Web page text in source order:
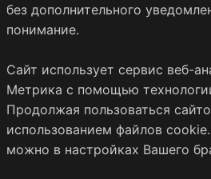
без дополнительного
понимание.
Сайт использует сервис веб-
Метрика с помощью
Продолжая пользоваться
использованием файлов
можно в настройках Вашего